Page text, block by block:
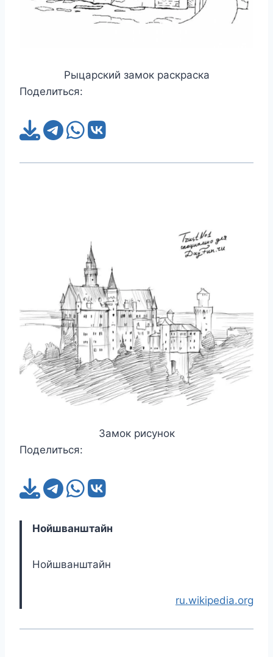
Рыцарский замок раскраска
Поделиться:
Замок рисунок
Поделиться:
Нойшванштайн
Нойшванштайн
ru.wikipedia.org